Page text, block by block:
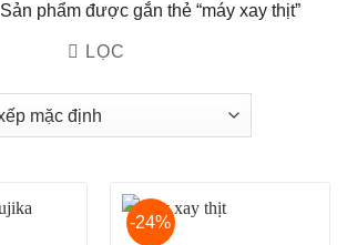
Sản phẩm được gắn thẻ “máy xay thịt”
LỌC
-24%